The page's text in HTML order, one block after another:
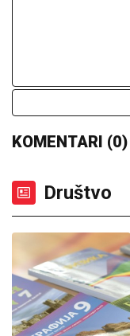
KOMENTARI (0)
Društvo